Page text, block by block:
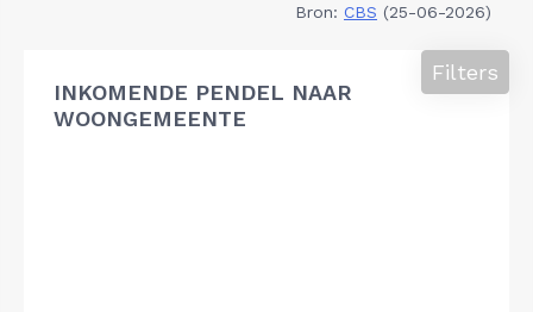
Bron: CBS (25-06-2026)
INKOMENDE PENDEL NAAR
WOONGEMEENTE
Filters